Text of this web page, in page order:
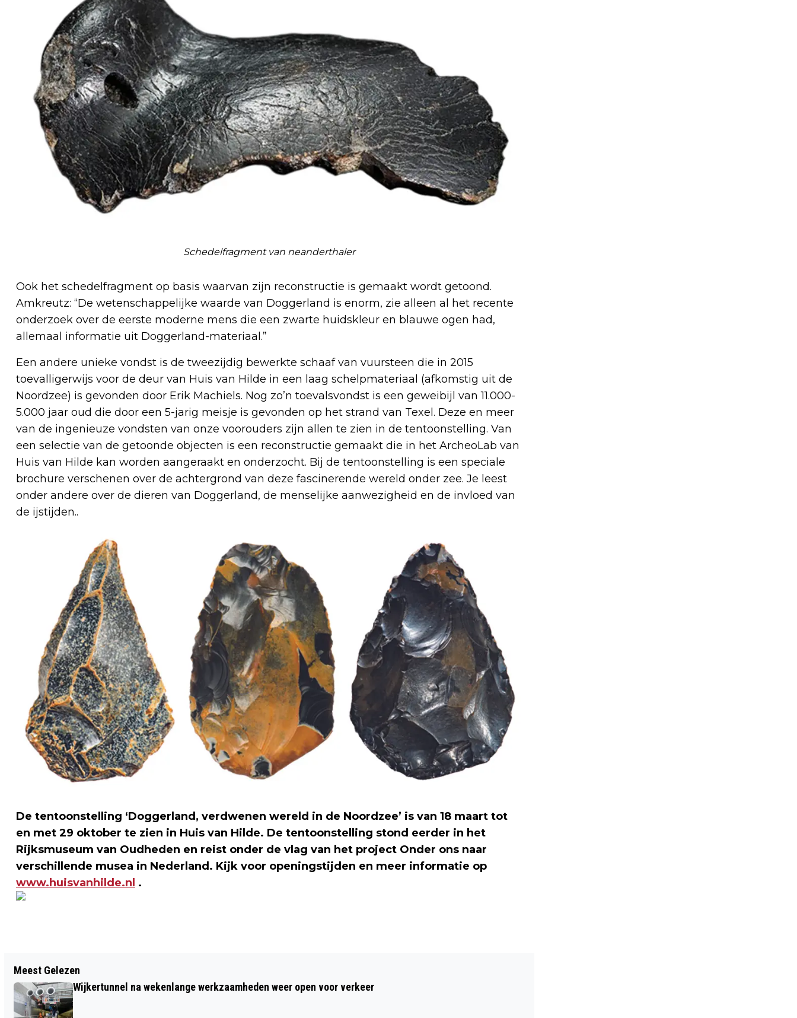
Schedelfragment van neanderthaler
Ook het schedelfragment op basis waarvan zijn reconstructie is gemaakt wordt getoond.
Amkreutz: “De wetenschappelijke waarde van Doggerland is enorm, zie alleen al het recente
onderzoek over de eerste moderne mens die een zwarte huidskleur en blauwe ogen had,
allemaal informatie uit Doggerland-materiaal.”
Een andere unieke vondst is de tweezijdig bewerkte schaaf van vuursteen die in 2015
toevalligerwijs voor de deur van Huis van Hilde in een laag schelpmateriaal (afkomstig uit de
Noordzee) is gevonden door Erik Machiels. Nog zo’n toevalsvondst is een geweibijl van 11.000-
5.000 jaar oud die door een 5-jarig meisje is gevonden op het strand van Texel. Deze en meer
van de ingenieuze vondsten van onze voorouders zijn allen te zien in de tentoonstelling. Van
een selectie van de getoonde objecten is een reconstructie gemaakt die in het ArcheoLab van
Huis van Hilde kan worden aangeraakt en onderzocht. Bij de tentoonstelling is een speciale
brochure verschenen over de achtergrond van deze fascinerende wereld onder zee. Je leest
onder andere over de dieren van Doggerland, de menselijke aanwezigheid en de invloed van
de ijstijden..
De tentoonstelling ‘Doggerland, verdwenen wereld in de Noordzee’ is van 18 maart tot
en met 29 oktober te zien in Huis van Hilde. De tentoonstelling stond eerder in het
Rijksmuseum van Oudheden en reist onder de vlag van het project Onder ons naar
verschillende musea in Nederland. Kijk voor openingstijden en meer informatie op
www.huisvanhilde.nl .
BIJNA DUIZEND BEKEURINGEN, VOORAL
VOOR GEBRUIK MOBIELE TELEFOONS
ACHTER HET STUUR
INTENTIEOVEREENKOMST VOOR
Meest Gelezen
Wijkertunnel na wekenlange werkzaamheden weer open voor verkeer